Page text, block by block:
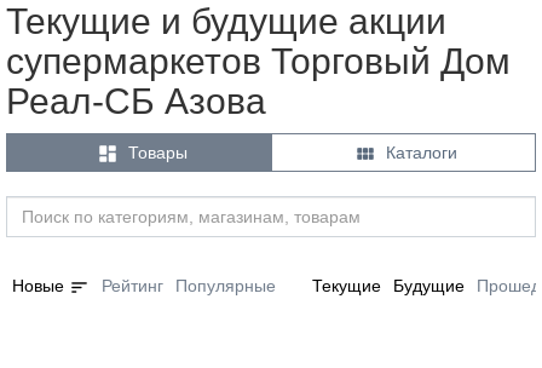
Текущие и будущие акции
супермаркетов Торговый Дом
Реал-СБ Азова
 Товары  Каталоги
Новые sort Рейтинг Популярные Текущие Будущие